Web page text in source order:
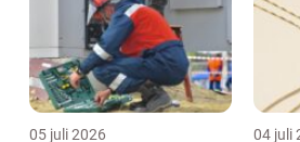
05 juli 2026 04 juli